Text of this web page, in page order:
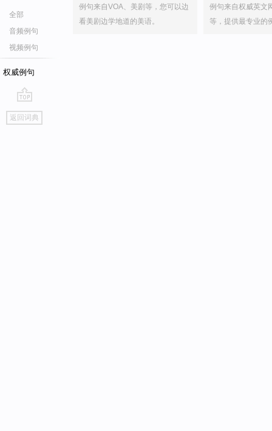
全部
音频例句
视频例句
权威例句
go
top
返回词典
例句来自VOA、美剧等，您可以边
看美剧边学地道的美语。
例句来自权威英文
等，提供最专业的